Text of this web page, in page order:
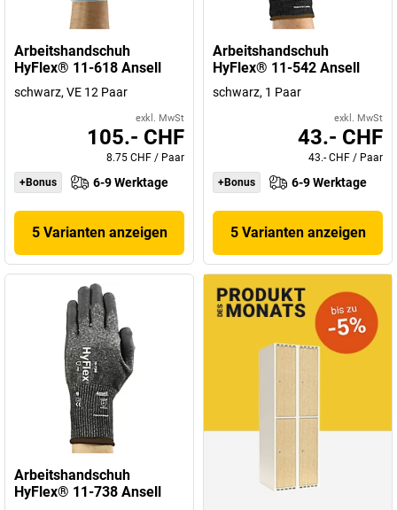
Arbeitshandschuh
HyFlex® 11-618 Ansell
schwarz, VE 12 Paar
exkl. MwSt
105.- CHF
8.75 CHF / Paar
+Bonus
6-9 Werktage
5 Varianten anzeigen
Arbeitshandschuh
HyFlex® 11-542 Ansell
schwarz, 1 Paar
exkl. MwSt
43.- CHF
43.- CHF / Paar
+Bonus
6-9 Werktage
5 Varianten anzeigen
Arbeitshandschuh
HyFlex® 11-738 Ansell